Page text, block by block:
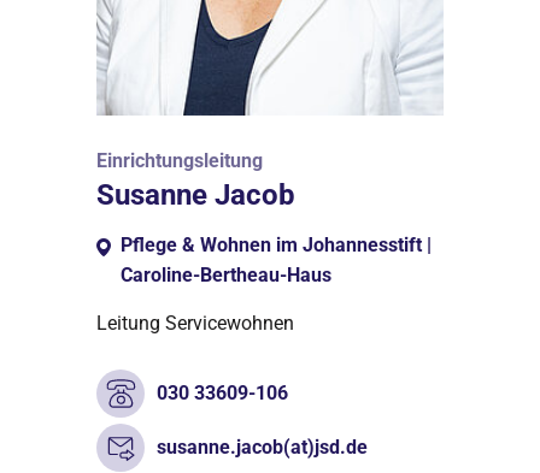
Einrichtungsleitung
Susanne Jacob
Pflege & Wohnen im Johannesstift |
Caroline-Bertheau-Haus
Leitung Servicewohnen
030 33609-106
susanne.jacob(at)jsd.de